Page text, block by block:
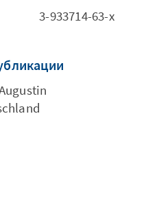
3-933714-63-x